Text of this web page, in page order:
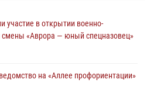
участие в открытии военно-
смены «Аврора — юный спецназовец»
на «Аллее профориентации»